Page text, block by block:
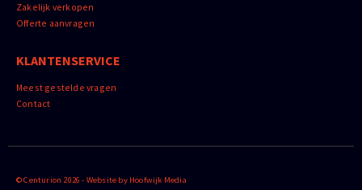
Zakelijk verkopen
Offerte aanvragen
KLANTENSERVICE
Meest gestelde vragen
Contact
© Centurion 2026 - Website by Hoofwijk Media